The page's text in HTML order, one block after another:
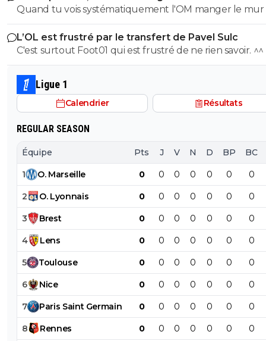
par l'union européenne pour déstabiliser l'Islande !! Le
: ce n'est pas le pied !!!
Quand tu vois systématiquement l'OM manger le mur
après saison, il y a de quoi refuser d'y aller. ^^
L’OL est frustré par le transfert de Pavel Sulc
C'est surtout Foot01 qui est frustré de ne rien savoir. ^^
Ligue 1
Calendrier Résultats
REGULAR SEASON
Équipe Pts J V N D BP BC
1 O. Marseille 0 0 0 0 0 0 0
2 O. Lyonnais 0 0 0 0 0 0 0
3 Brest 0 0 0 0 0 0 0
4 Lens 0 0 0 0 0 0 0
5 Toulouse 0 0 0 0 0 0 0
6 Nice 0 0 0 0 0 0 0
7 Paris Saint Germain 0 0 0 0 0 0 0
8 Rennes 0 0 0 0 0 0 0